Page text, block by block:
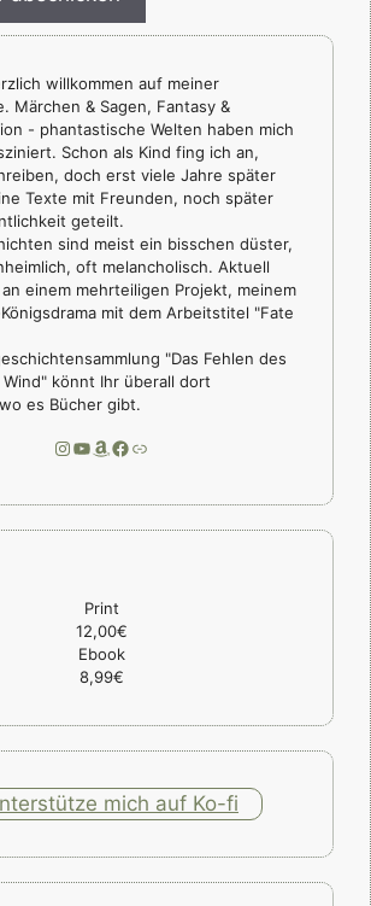
willkommen auf meiner
Märchen & Sagen, Fantasy &
- phantastische Welten haben mich
Schon als Kind fing ich an,
doch erst viele Jahre später
Texte mit Freunden, noch später
geteilt.
sind meist ein bisschen düster,
oft melancholisch. Aktuell
einem mehrteiligen Projekt, meinem
mit dem Arbeitstitel "Fate
"Das Fehlen des
könnt Ihr überall dort
es Bücher gibt.
Instagram
YouTube
Amazon
Facebook
Link
Print
12,00€
Ebook
8,99€